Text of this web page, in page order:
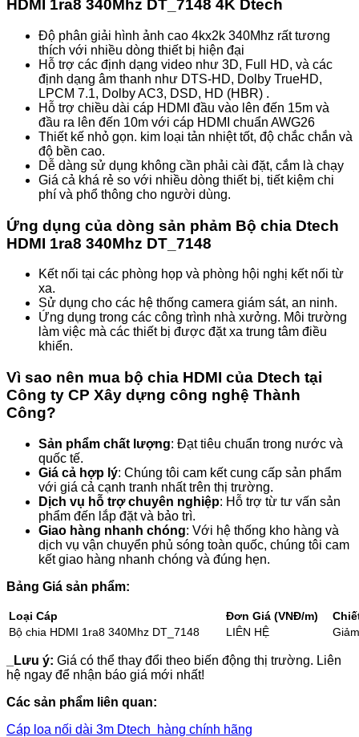
HDMI 1ra8 340Mhz DT_7148 4K Dtech
Độ phân giải hình ảnh cao 4kx2k 340Mhz rất tương
thích với nhiều dòng thiết bị hiện đại
Hỗ trợ các định dạng video như 3D, Full HD, và các
định dạng âm thanh như DTS-HD, Dolby TrueHD,
LPCM 7.1, Dolby AC3, DSD, HD (HBR) .
Hỗ trợ chiều dài cáp HDMI đầu vào lên đến 15m và
đầu ra lên đến 10m với cáp HDMI chuẩn AWG26
Thiết kế nhỏ gọn. kim loại tản nhiệt tốt, độ chắc chắn và
độ bền cao.
Dễ dàng sử dụng không cần phải cài đặt, cắm là chạy
Giá cả khá rẻ so với nhiều dòng thiết bị, tiết kiệm chi
phí và phổ thông cho người dùng.
Ứng dụng của dòng sản phảm Bộ chia Dtech
HDMI 1ra8 340Mhz DT_7148
Kết nối tại các phòng họp và phòng hội nghị kết nối từ
xa.
Sử dụng cho các hệ thống camera giám sát, an ninh.
Ứng dụng trong các công trình nhà xưởng. Môi trường
làm việc mà các thiết bị được đặt xa trung tâm điều
khiển.
Vì sao nên mua bộ chia HDMI của Dtech tại
Công ty CP Xây dựng công nghệ Thành
Công?
Sản phẩm chất lượng: Đạt tiêu chuẩn trong nước và
quốc tế.
Giá cả hợp lý: Chúng tôi cam kết cung cấp sản phẩm
với giá cả cạnh tranh nhất trên thị trường.
Dịch vụ hỗ trợ chuyên nghiệp: Hỗ trợ từ tư vấn sản
phẩm đến lắp đặt và bảo trì.
Giao hàng nhanh chóng: Với hệ thống kho hàng và
dịch vụ vận chuyển phủ sóng toàn quốc, chúng tôi cam
kết giao hàng nhanh chóng và đúng hẹn.
Bảng Giá sản phẩm:
Loại Cáp Đơn Giá (VNĐ/m)
Bộ chia HDMI 1ra8 340Mhz DT_7148
LIÊN HỆ
_Lưu ý: Giá có thể thay đổi theo biến động thị trường. Liên
hệ ngay để nhận báo giá mới nhất!
Các sản phẩm liên quan:
Cáp loa nối dài 3m Dtech hàng chính hãng